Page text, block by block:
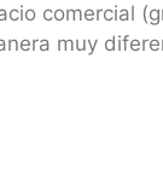
comercial
muy